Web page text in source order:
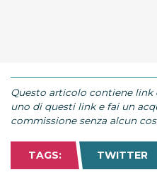
Questo articolo contiene link
uno di questi link e fai un
commissione senza alcun
TAGS: TWITTER